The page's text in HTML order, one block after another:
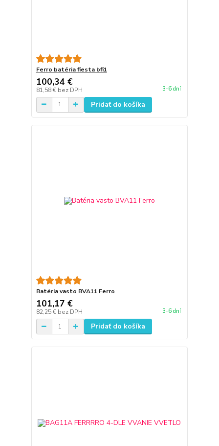
Ferro batéria fiesta bfi1
100,34 €
81,58 € bez DPH 3-6 dní
Pridať do košíka
Batéria vasto BVA11 Ferro
101,17 €
82,25 € bez DPH 3-6 dní
Pridať do košíka